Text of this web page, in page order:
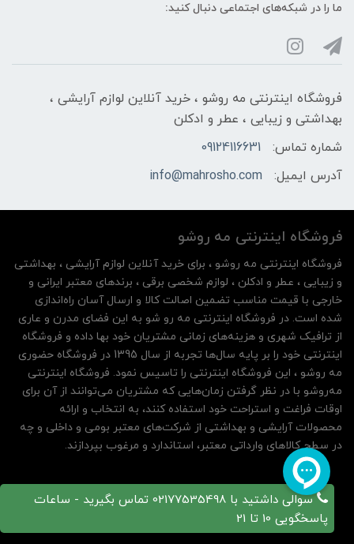
ما را در شبکه‌های اجتماعی دنبال کنید:
فروشگاه اینترنتی مه‌ رو‌شو ، خرید آنلاین لوازم آرایشی ،
بهداشتی و زیبایی ، عطر و ادکلن
شماره تماس:
09124116631
آدرس ایمیل:
info@mahrosho.com
سوالی داشتید با 02177535498 تماس بگیرید - ساعات
پاسخگویی 10 تا 21
فروشگاه اینترنتی مه‌ رو‌شو
فروشگاه اینترنتی مه‌ رو‌شو ، برای خرید آنلاین لوازم آرایشی ، بهداشتی
و زیبایی ، عطر و ادکلن ، لوازم شخصی برقی ، برندهای معتبر ایرانی و
خارجی با قیمت مناسب تضمین اصالت کالا و ارسال آسان راه‌اندازی
شده است. در فروشگاه اینترنتی مه رو شو به این فضای مدرن و عاری
از ترافیک شهری و هزینه‌های زمانی مشتریان خود بها داده و فروشگاه
اینترنتی خود را بر پایه سال‌ها تجربه از سال 1395 در فروشگاه حضوری
مه روشو ، این فروشگاه اینترنتی را تاسیس نمود. فروشگاه اینترنتی
مه‌رو‌شو با در نظر گرفتن زمان‌هایی که مشتریان می‌توانند از آن‌ برای
اوقات فراغت و استراحت خود استفاده کنند، به انتخاب و ارائه
محصولات آرایشی و بهداشتی از شرکت‌های معتبر بومی و داخلی و چه
در سطح کالاهای وارداتی معتبر، استاندارد و مرغوب بپردازند.